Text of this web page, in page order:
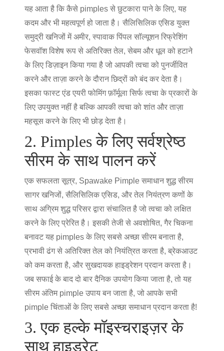
यह आता है कि कैसे pimples से छुटकारा पाने के लिए, यह
कदम और भी महत्वपूर्ण हो जाता है। सैलिसिलिक एसिड युक्त
समुद्री खनिजों में अमीर, स्पावाक पिंपल सॉल्यूशन रिफ्रेशिंग
फेसवॉश विशेष रूप से अतिरिक्त तेल, सेबम और धूल को हटाने
के लिए डिज़ाइन किया गया है जो आपकी त्वचा को पुनर्जीवित
करने और ताज़ा करने के दौरान छिद्रों को बंद कर देता है।
इसका फास्ट एंड एयरी फोमिंग फ़ॉर्मूला सिर्फ त्वचा के प्रकारों के
लिए उपयुक्त नहीं है बल्कि आपकी त्वचा को शांत और ताज़ा
महसूस करने के लिए भी छोड़ देता है।
2. Pimples के लिए सर्वश्रेष्ठ
सीरम के साथ पालन करें
एक सफलता सूत्र, Spawake Pimple समाधान शुद्ध सीरम
सागर खनिजों, सैलिसिलिक एसिड, और तेल नियंत्रण कणों के
साथ अग्रिम शुद्ध परिसर द्वारा संचालित है जो त्वचा को लक्षित
करने के लिए प्रेरित है। इसकी तेजी से अवशोषित, गैर चिकना
बनावट यह pimples के लिए सबसे अच्छा सीरम बनाता है,
प्रभावी ढंग से अतिरिक्त तेल को नियंत्रित करता है, ब्रेकआउट
को कम करता है, और सुखदायक हाइड्रेशन प्रदान करता है।
जब सफाई के बाद दो बार दैनिक उपयोग किया जाता है, तो यह
सीरम अंतिम pimple उपाय बन जाता है, जो आपके सभी
pimple चिंताओं के लिए सबसे अच्छा समाधान प्रदान करता है!
3. एक हल्के मॉइस्चराइज़र के
साथ हाइड्रेट